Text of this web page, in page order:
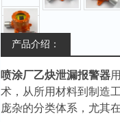
产品介绍：
喷涂厂乙炔泄漏报警器
术，从所用材料到制造
庞杂的分类体系，尤其